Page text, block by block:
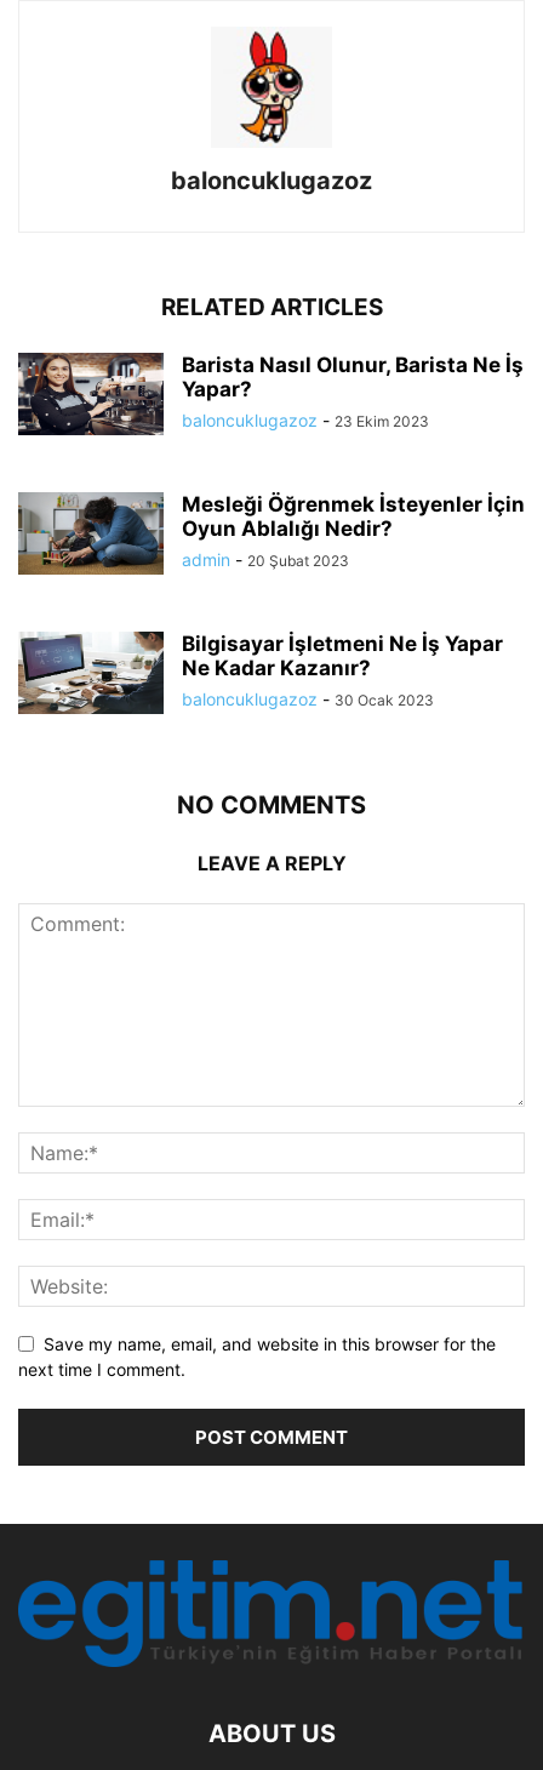
baloncuklugazoz
RELATED ARTICLES
Barista Nasıl Olunur, Barista Ne İş
Yapar?
baloncuklugazoz - 23 Ekim 2023
Mesleği Öğrenmek İsteyenler İçin
Oyun Ablalığı Nedir?
admin - 20 Şubat 2023
Bilgisayar İşletmeni Ne İş Yapar
Ne Kadar Kazanır?
baloncuklugazoz - 30 Ocak 2023
NO COMMENTS
LEAVE A REPLY
Save my name, email, and website in this browser for the
next time I comment.
ABOUT US